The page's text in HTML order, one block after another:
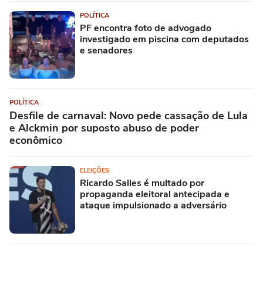
POLÍTICA
PF encontra foto de advogado
investigado em piscina com deputados
e senadores
POLÍTICA
Desfile de carnaval: Novo pede cassação de Lula
e Alckmin por suposto abuso de poder
econômico
ELEIÇÕES
Ricardo Salles é multado por
propaganda eleitoral antecipada e
ataque impulsionado a adversário